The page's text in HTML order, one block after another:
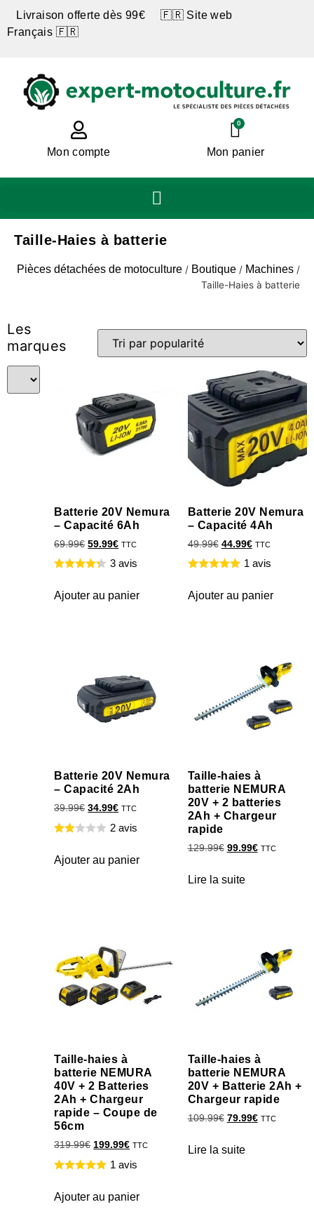
Livraison offerte dès 99€ 🇫🇷 Site web
Français 🇫🇷
Mon compte
0
Mon panier
Taille-Haies à batterie
Pièces détachées de motoculture / Boutique / Machines /
Taille-Haies à batterie
Les
marques
Batterie 20V Nemura
– Capacité 6Ah
69.99€ 59.99€ TTC
3 avis
Ajouter au panier
Batterie 20V Nemura
– Capacité 4Ah
49.99€ 44.99€ TTC
1 avis
Ajouter au panier
Batterie 20V Nemura
– Capacité 2Ah
39.99€ 34.99€ TTC
2 avis
Ajouter au panier
Taille-haies à
batterie NEMURA
20V + 2 batteries
2Ah + Chargeur
rapide
129.99€ 99.99€ TTC
Lire la suite
Taille-haies à
batterie NEMURA
40V + 2 Batteries
2Ah + Chargeur
rapide – Coupe de
56cm
319.99€ 199.99€ TTC
1 avis
Ajouter au panier
Taille-haies à
batterie NEMURA
20V + Batterie 2Ah +
Chargeur rapide
109.99€ 79.99€ TTC
Lire la suite